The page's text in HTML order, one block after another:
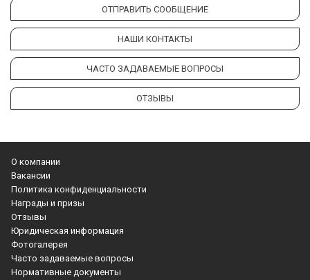
О компании
Вакансии
Политика конфиденциальности
Награды и призы
Отзывы
Юридическая информация
Фотогалерея
Часто задаваемые вопросы
Нормативные документы
ОТПРАВИТЬ СООБЩЕНИЕ
НАШИ КОНТАКТЫ
ЧАСТО ЗАДАВАЕМЫЕ ВОПРОСЫ
ОТЗЫВЫ